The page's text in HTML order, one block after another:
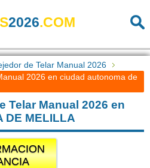
2026.COM
de Telar Manual 2026
2026 en ciudad autonoma de
Telar Manual 2026 en
DE MELILLA